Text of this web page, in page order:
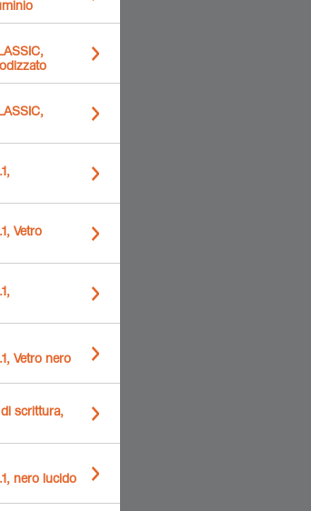
Vetro
Vetro nero
scrittura,
nero lucido